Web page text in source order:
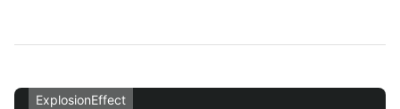
ExplosionEffect